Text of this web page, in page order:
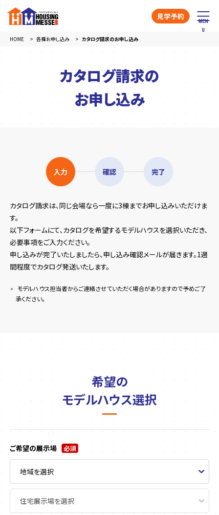
見学予約
HOME 各種お申し込み カタログ請求のお申し込み
カタログ請求の
お申し込み
入力 確認 完了
カタログ請求は、同じ会場なら一度に3棟までお申し込みいただけま
す。
以下フォームにて、カタログを希望するモデルハウスを選択いただき、
必要事項をご入力ください。
申し込みが完了いたしましたら、申し込み確認メールが届きます。1週
間程度でカタログ発送いたします。
モデルハウス担当者からご連絡させていただく場合がありますので予めご了
承ください。
希望の
モデルハウス選択
ご希望の展示場 必須